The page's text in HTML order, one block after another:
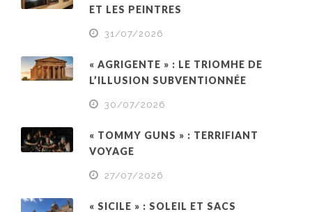
ET LES PEINTRES
31/07/2026
« AGRIGENTE » : LE TRIOMHE DE
L’ILLUSION SUBVENTIONNÉE
30/07/2026
« TOMMY GUNS » : TERRIFIANT
VOYAGE
27/07/2026
« SICILE » : SOLEIL ET SACS